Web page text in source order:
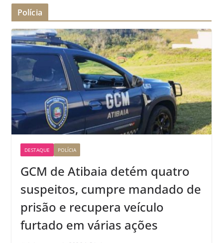
Polícia
DESTAQUE POLÍCIA
GCM de Atibaia detém quatro
suspeitos, cumpre mandado de
prisão e recupera veículo
furtado em várias ações